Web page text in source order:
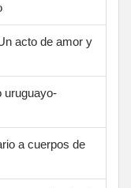
acto de amor y
uruguayo-
a cuerpos de